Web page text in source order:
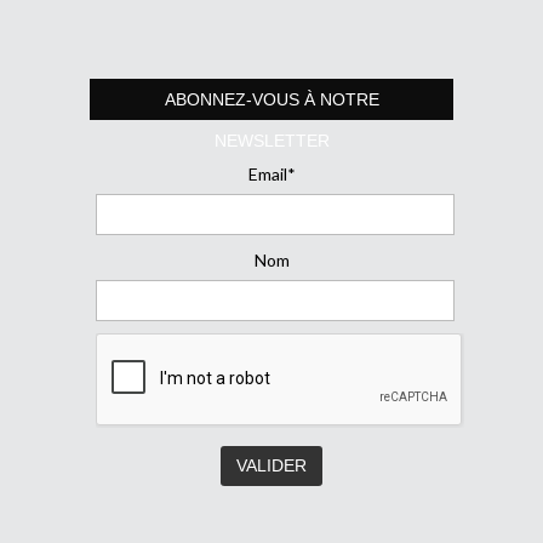
ABONNEZ-VOUS À NOTRE
NEWSLETTER
Email*
Nom